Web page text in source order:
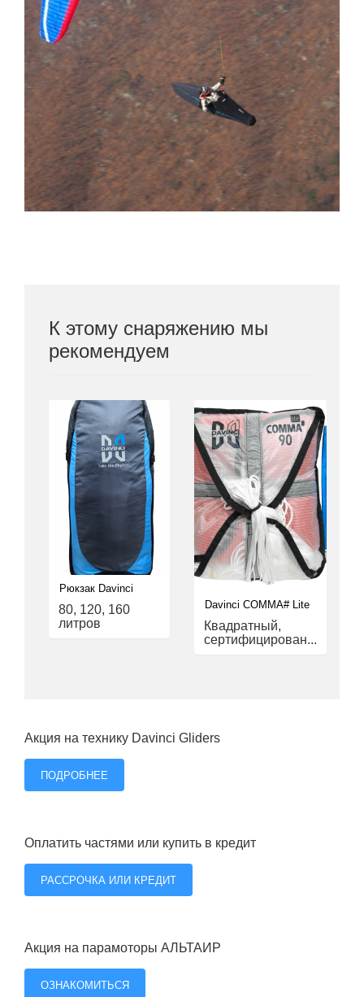
К этому снаряжению мы
рекомендуем
Рюкзак Davinci
80, 120, 160
литров
Davinci COMMA# Lite
Квадратный,
сертифицирован...
Акция на технику Davinci Gliders
ПОДРОБНЕЕ
Оплатить частями или купить в кредит
РАССРОЧКА ИЛИ КРЕДИТ
Акция на парамоторы АЛЬТАИР
ОЗНАКОМИТЬСЯ